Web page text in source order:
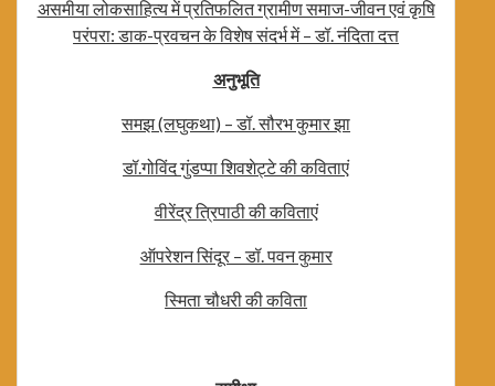
असमीया लोकसाहित्य में प्रतिफलित ग्रामीण समाज-जीवन एवं कृषि
परंपरा: डाक-प्रवचन के विशेष संदर्भ में – डॉ. नंदिता दत्त
अनुभूति
समझ (लघुकथा) – डॉ. सौरभ कुमार झा
डॉ.गोविंद गुंडप्पा शिवशेट्टे की कविताएं
वीरेंद्र त्रिपाठी की कविताएं
ऑपरेशन सिंदूर – डॉ. पवन कुमार
स्मिता चौधरी की कविता